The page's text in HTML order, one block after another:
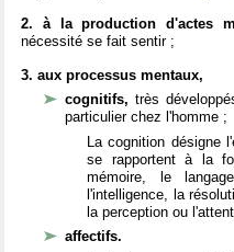
2. à la production d'actes
nécessité se fait sentir ;
3. aux processus mentaux,
cognitifs,très
particulier chez l'homme ;
La cognition désigne
se rapportent à la
mémoire, le
l'intelligence, la
la perception ou
affectifs.